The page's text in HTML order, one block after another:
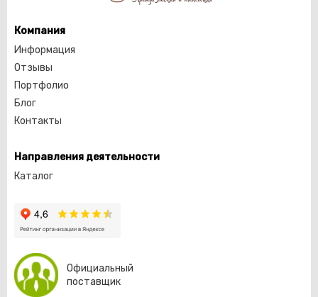
Компания
Информация
Отзывы
Портфолио
Блог
Контакты
Направления деятельности
Каталог
Официальный
поставщик